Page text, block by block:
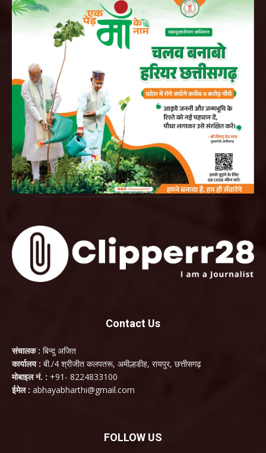
Contact Us
संचालक : बिन्दु अजित
कार्यालय : बी./4 श्रीजीत कलपतरू, अमील्हडीह, रायपुर, छत्तीसगढ़
मोबाइल नं. : +91- 8224833100
ईमेल : abhayabharthi@gmail.com
FOLLOW US